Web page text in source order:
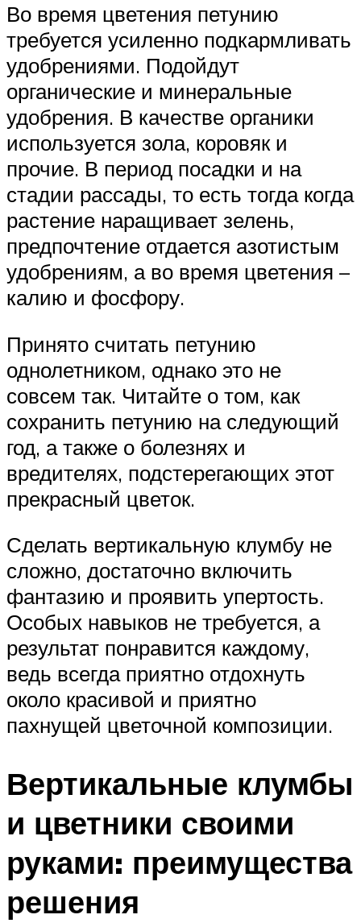
Во время цветения петунию
требуется усиленно подкармливать
удобрениями. Подойдут
органические и минеральные
удобрения. В качестве органики
используется зола, коровяк и
прочие. В период посадки и на
стадии рассады, то есть тогда когда
растение наращивает зелень,
предпочтение отдается азотистым
удобрениям, а во время цветения –
калию и фосфору.
Принято считать петунию
однолетником, однако это не
совсем так. Читайте о том, как
сохранить петунию на следующий
год, а также о болезнях и
вредителях, подстерегающих этот
прекрасный цветок.
Сделать вертикальную клумбу не
сложно, достаточно включить
фантазию и проявить упертость.
Особых навыков не требуется, а
результат понравится каждому,
ведь всегда приятно отдохнуть
около красивой и приятно
пахнущей цветочной композиции.
Вертикальные клумбы
и цветники своими
руками: преимущества
решения